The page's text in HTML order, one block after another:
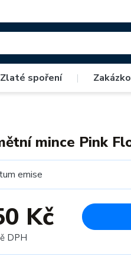
Zlaté spoření |
mince Pink
emise
Kč
DPH